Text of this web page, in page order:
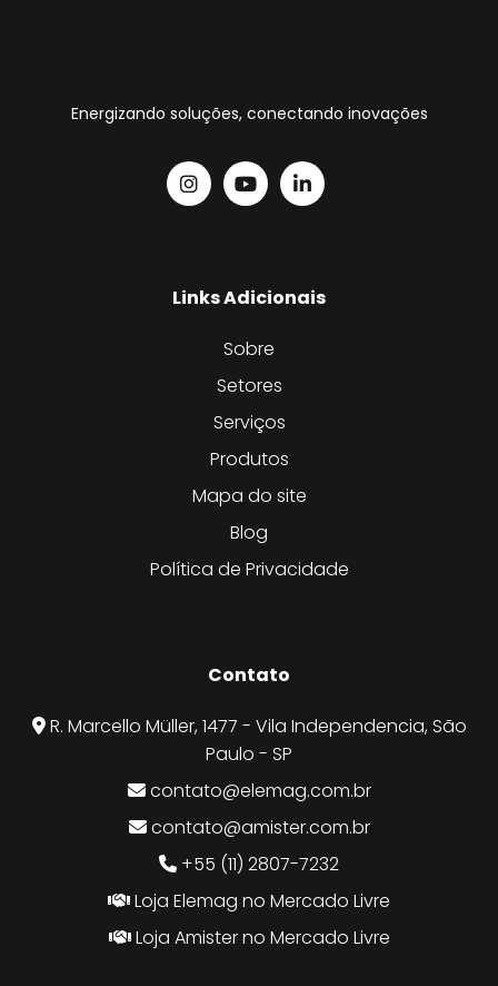
Energizando soluções, conectando inovações
Links Adicionais
Sobre
Setores
Serviços
Produtos
Mapa do site
Blog
Política de Privacidade
Contato
R. Marcello Müller, 1477 - Vila Independencia, São
Paulo - SP
contato@elemag.com.br
contato@amister.com.br
+55 (11) 2807-7232
Loja Elemag no Mercado Livre
Loja Amister no Mercado Livre